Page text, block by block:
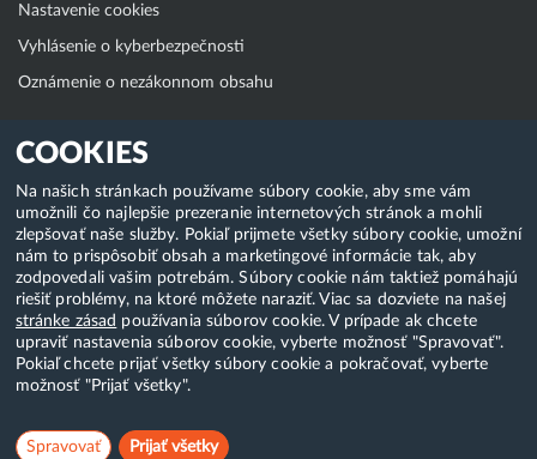
COOKIES
Na našich stránkach používame súbory cookie, aby sme vám
umožnili čo najlepšie prezeranie internetových stránok a mohli
zlepšovať naše služby. Pokiaľ prijmete všetky súbory cookie, umožní
nám to prispôsobiť obsah a marketingové informácie tak, aby
zodpovedali vašim potrebám. Súbory cookie nám taktiež pomáhajú
riešiť problémy, na ktoré môžete naraziť. Viac sa dozviete na našej
stránke zásad používania súborov cookie. V prípade ak chcete
upraviť nastavenia súborov cookie, vyberte možnosť "Spravovať".
Pokiaľ chcete prijať všetky súbory cookie a pokračovať, vyberte
možnosť "Prijať všetky".
Spravovať Prijať všetky
Nastavenie cookies
Vyhlásenie o kyberbezpečnosti
Oznámenie o nezákonnom obsahu
Klientská zóna
WebAdmin
WebMail
Zmena hesla (E-mail, FTP, SSH)
Webhosting
Domény
Copyright & 2018-2026 HostCreators. Všetky práva vyhradené